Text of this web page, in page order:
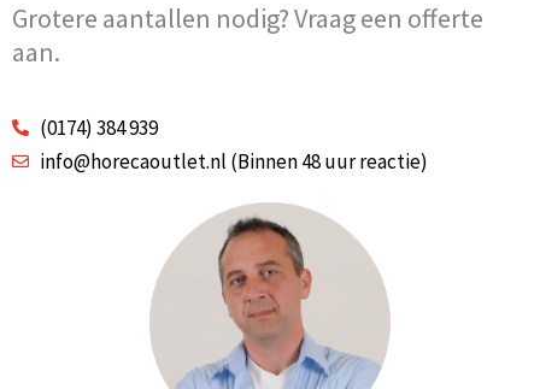
Grotere aantallen nodig? Vraag een offerte
aan.
(0174) 384 939
info@horecaoutlet.nl (Binnen 48 uur reactie)